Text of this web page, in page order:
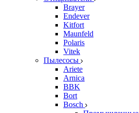
Brayer
Endever
Kitfort
Maunfeld
Polaris
Vitek
Пылесосы
Ariete
Arnica
BBK
Bort
Bosch